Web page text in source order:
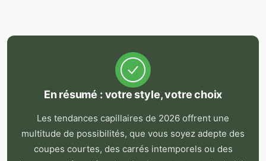
En résumé : votre style, votre choix
Les tendances capillaires de 2026 offrent une
multitude de possibilités, que vous soyez adepte des
coupes courtes, des carrés intemporels ou des